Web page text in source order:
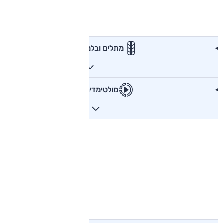
מתלים ובלמים
מולטימדיה